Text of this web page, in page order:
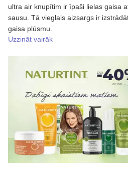
ultra air knupītim ir īpaši lielas gaisa
sausu. Tā vieglais aizsargs ir
gaisa plūsmu.
Uzzināt vairāk